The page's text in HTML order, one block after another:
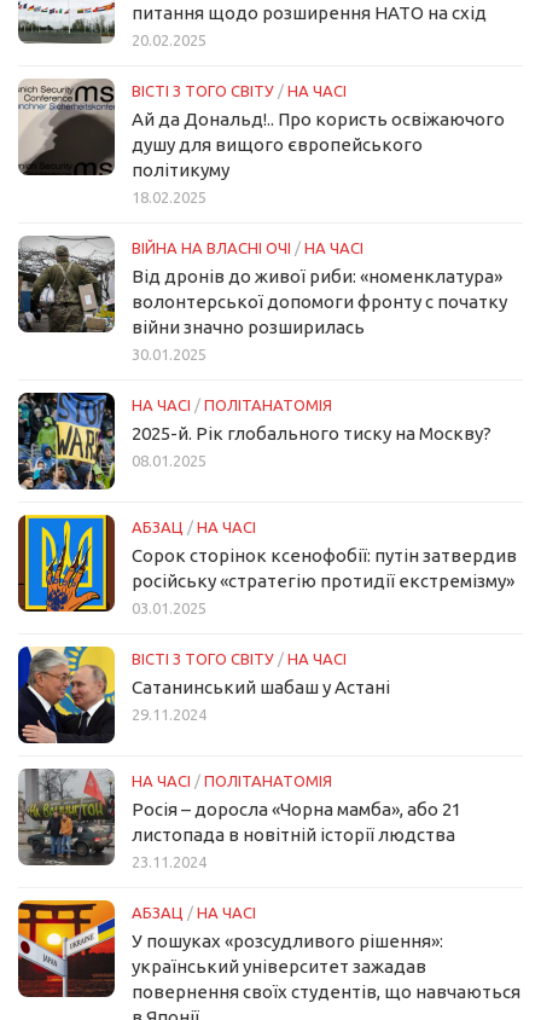
питання щодо розширення НАТО на схід
20.02.2025
ВІСТІ З ТОГО СВІТУ / НА ЧАСІ
Ай да Дональд!.. Про користь освіжаючого
душу для вищого європейського
політикуму
18.02.2025
ВІЙНА НА ВЛАСНІ ОЧІ / НА ЧАСІ
Від дронів до живої риби: «номенклатура»
волонтерської допомоги фронту с початку
війни значно розширилась
30.01.2025
НА ЧАСІ / ПОЛІТАНАТОМІЯ
2025-й. Рік глобального тиску на Москву?
08.01.2025
АБЗАЦ / НА ЧАСІ
Сорок сторінок ксенофобії: путін затвердив
російську «стратегію протидії екстремізму»
03.01.2025
ВІСТІ З ТОГО СВІТУ / НА ЧАСІ
Сатанинський шабаш у Астані
29.11.2024
НА ЧАСІ / ПОЛІТАНАТОМІЯ
Росія – доросла «Чорна мамба», або 21
листопада в новітній історії людства
23.11.2024
АБЗАЦ / НА ЧАСІ
У пошуках «розсудливого рішення»:
український університет зажадав
повернення своїх студентів, що навчаються